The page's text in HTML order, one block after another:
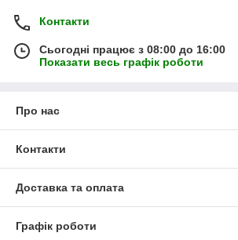
Контакти
Сьогодні працює з 08:00 до 16:00
Показати весь графік роботи
Про нас
Контакти
Доставка та оплата
Графік роботи